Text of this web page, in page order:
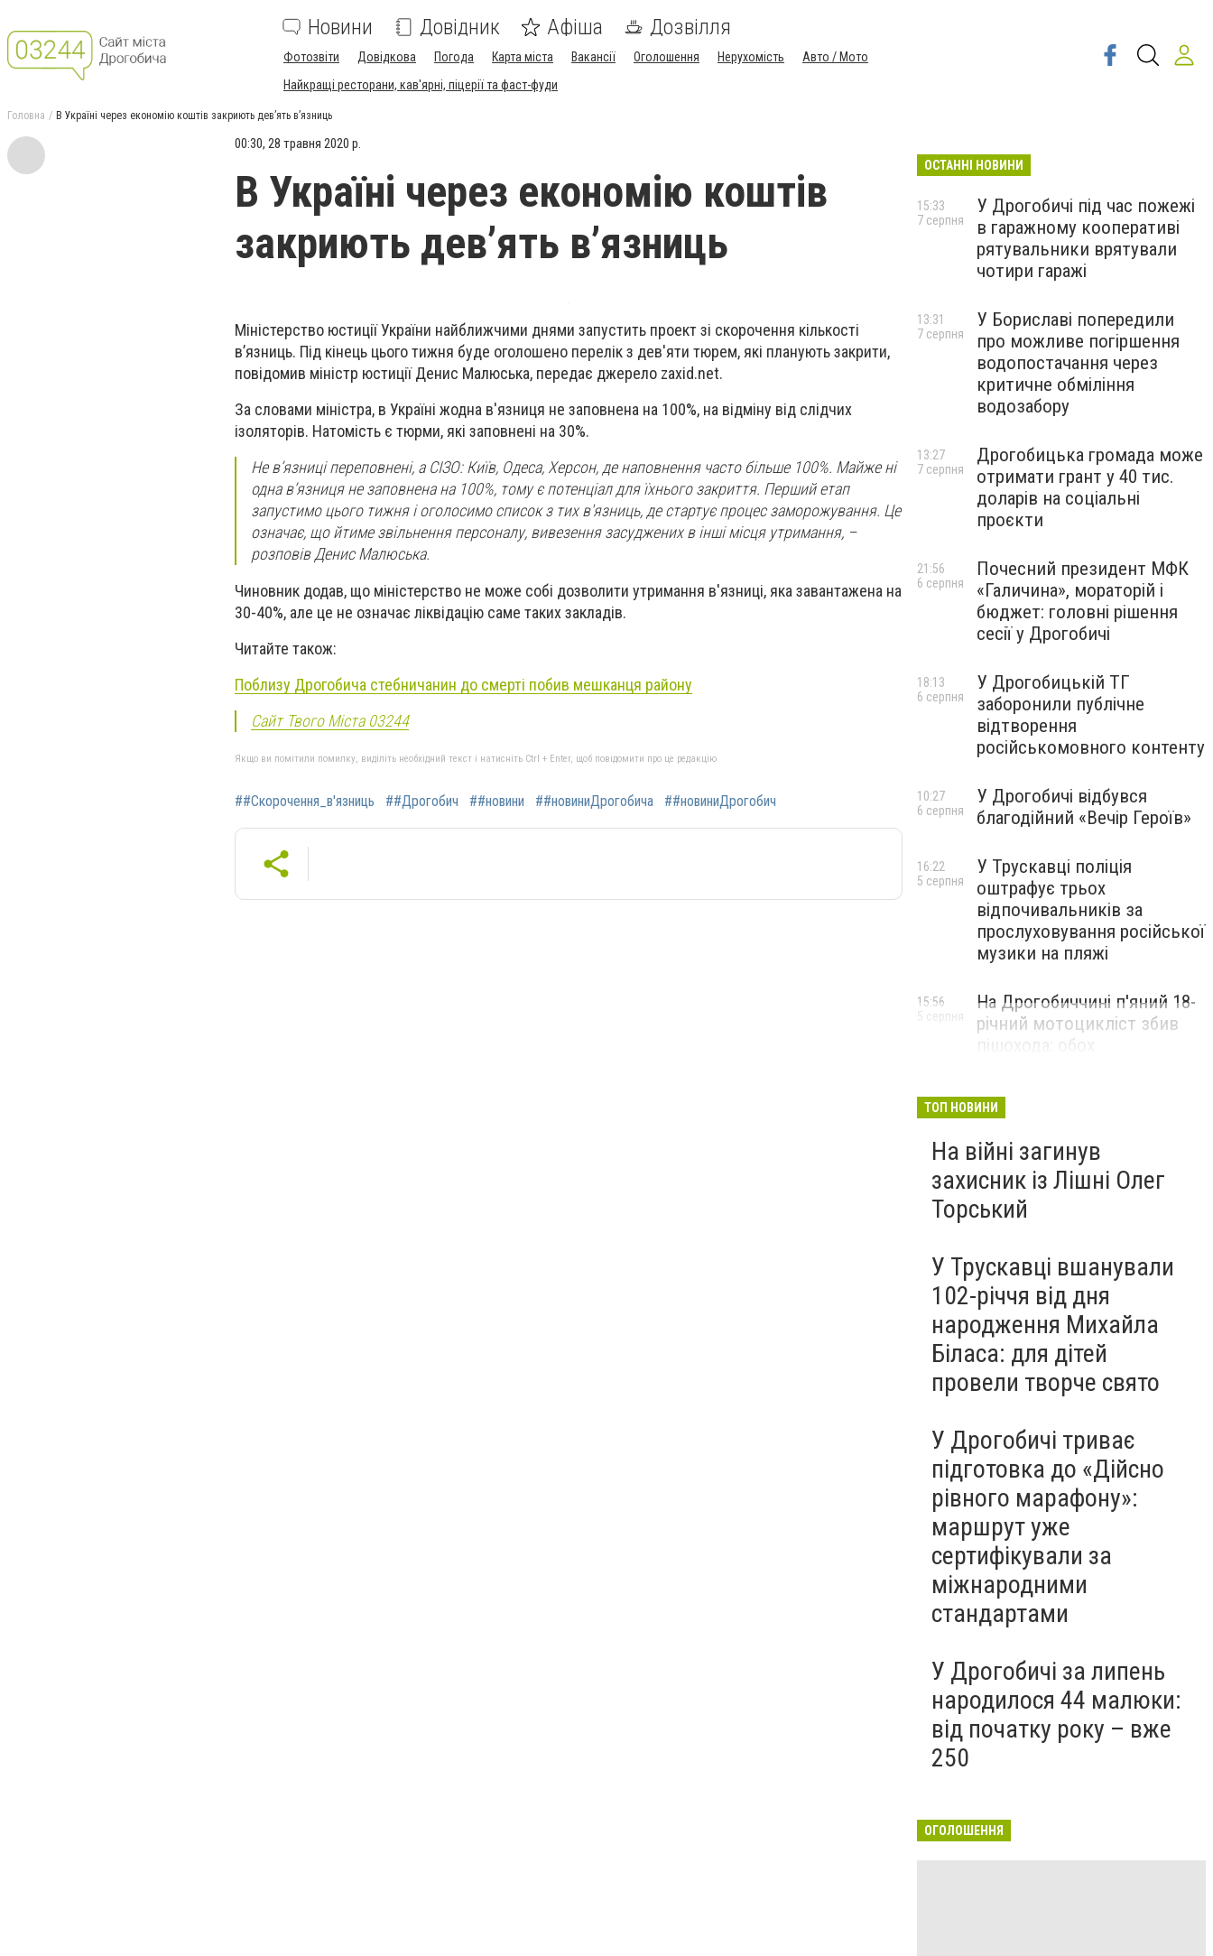
Новини Довідник Афіша Дозвілля
Фотозвіти Довідкова Погода Карта міста Вакансії Оголошення Нерухомість
Авто / Мото
Найкращі ресторани, кав'ярні, піцерії та фаст-фуди
Головна В Україні через економію коштів закриють дев’ять в’язниць
00:30, 28 травня 2020 р.
В Україні через економію коштів
закриють дев’ять в’язниць
Міністерство юстиції України найближчими днями запустить проект зі скорочення кількості
в’язниць. Під кінець цього тижня буде оголошено перелік з дев'яти тюрем, які планують закрити,
повідомив міністр юстиції Денис Малюська, передає джерело zaxid.net.
За словами міністра, в Україні жодна в'язниця не заповнена на 100%, на відміну від слідчих
ізоляторів. Натомість є тюрми, які заповнені на 30%.
Не в’язниці переповнені, а СІЗО: Київ, Одеса, Херсон, де наповнення часто більше 100%. Майже ні
одна в’язниця не заповнена на 100%, тому є потенціал для їхнього закриття. Перший етап
запустимо цього тижня і оголосимо список з тих в'язниць, де стартує процес заморожування. Це
означає, що йтиме звільнення персоналу, вивезення засуджених в інші місця утримання, –
розповів Денис Малюська.
Чиновник додав, що міністерство не може собі дозволити утримання в'язниці, яка завантажена на
30-40%, але це не означає ліквідацію саме таких закладів.
Читайте також:
Поблизу Дрогобича стебничанин до смерті побив мешканця району
Сайт Твого Міста 03244
Якщо ви помітили помилку, виділіть необхідний текст і натисніть Ctrl + Enter, щоб повідомити про це редакцію
##Скорочення_в'язниць ##Дрогобич ##новини ##новиниДрогобича ##новиниДрогобич
ОСТАННІ НОВИНИ
У Дрогобичі під час пожежі
в гаражному кооперативі
рятувальники врятували
чотири гаражі
15:33
7 серпня
У Бориславі попередили
про можливе погіршення
водопостачання через
критичне обміління
водозабору
13:31
7 серпня
Дрогобицька громада може
отримати грант у 40 тис.
доларів на соціальні
проєкти
13:27
7 серпня
Почесний президент МФК
«Галичина», мораторій і
бюджет: головні рішення
сесії у Дрогобичі
21:56
6 серпня
У Дрогобицькій ТГ
заборонили публічне
відтворення
російськомовного контенту
18:13
6 серпня
У Дрогобичі відбувся
благодійний «Вечір Героїв»
10:27
6 серпня
У Трускавці поліція
оштрафує трьох
відпочивальників за
прослуховування російської
музики на пляжі
16:22
5 серпня
На Дрогобиччині п'яний 18-
річний мотоцикліст збив
пішохода: обох
15:56
5 серпня
ТОП НОВИНИ
На війні загинув
захисник із Лішні Олег
Торський
У Трускавці вшанували
102-річчя від дня
народження Михайла
Біласа: для дітей
провели творче свято
У Дрогобичі триває
підготовка до «Дійсно
рівного марафону»:
маршрут уже
сертифікували за
міжнародними
стандартами
У Дрогобичі за липень
народилося 44 малюки:
від початку року – вже
250
ОГОЛОШЕННЯ